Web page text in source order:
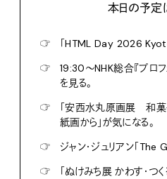
本日の予定
☞
「HTML Day 2026 Kyoto
☞
19:30〜NHK総合『プロ
を見る。
☞
「安西水丸原画展 和菓
紙画から」が気になる。
☞
ジャン・ジュリアン「The
☞
「ぬけみち展 かわす・つ